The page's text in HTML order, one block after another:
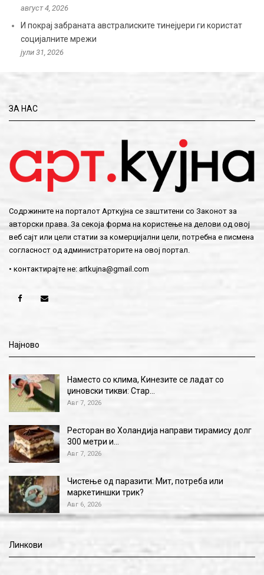
август 4, 2026
И покрај забраната австралиските тинејџери ги користат
социјалните мрежи
јули 31, 2026
ЗА НАС
Содржините на порталот Арткујна се заштитени со Законот за
авторски права. За секоја форма на користење на делови од овој
веб сајт или цели статии за комерцијални цели, потребна е писмена
согласност од администраторите на овој портал.
• контактирајте не: artkujna@gmail.com
Најново
Наместо со клима, Кинезите се ладат со
џиновски тикви: Стар…
Авг 7, 2026
Ресторан во Холандија направи тирамису долг
300 метри и…
Авг 7, 2026
Чистење од паразити: Мит, потреба или
маркетиншки трик?
Авг 6, 2026
Линкови